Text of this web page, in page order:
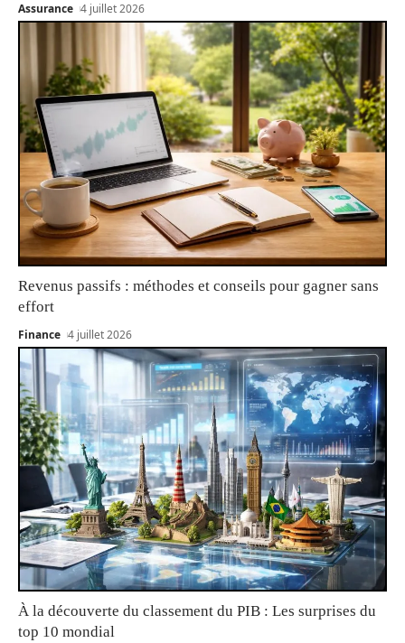
Assurance 4 juillet 2026
Revenus passifs : méthodes et conseils pour gagner sans
effort
Finance 4 juillet 2026
À la découverte du classement du PIB : Les surprises du
top 10 mondial